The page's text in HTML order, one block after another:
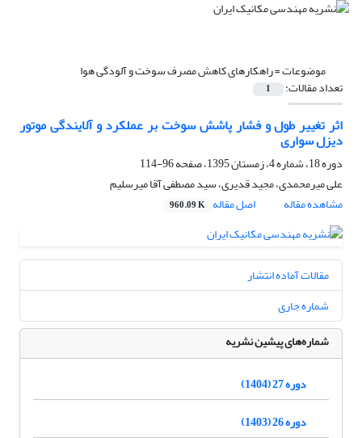
موضوعات =راهکارهای کاهش مصرف سوخت و آلودگی هوا
تعداد مقالات: 1
اثر تغییر طول و فشار پاشش سوخت بر عملکرد و آلایندگی موتور
دیزل سواری
دوره 18، شماره 4، زمستان 1395، صفحه
96-114
علی میرمحمدی، مجید قدیری، سید مصطفی آقا میرسلیم
مشاهده مقاله
اصل مقاله 960.09 K
مقالات آماده انتشار
شماره جاری
شماره‌های پیشین نشریه
دوره 27 (1404)
دوره 26 (1403)